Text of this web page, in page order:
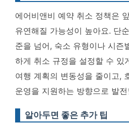
에어비앤비 예약 취소 정책은
유연해질 가능성이 높아요. 단
준을 넘어, 숙소 유형이나 시즌
하게 취소 규정을 설정할 수 있
여행 계획의 변동성을 줄이고,
운영을 지원하는 방향으로 발
알아두면 좋은 추가 팁